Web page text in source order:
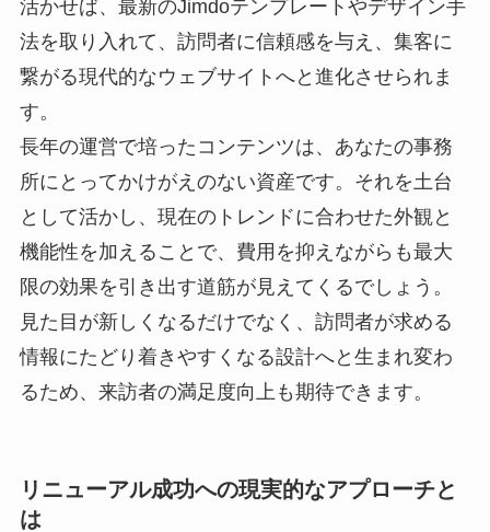
活かせば、最新のJimdoテンプレートやデザイン手
法を取り入れて、訪問者に信頼感を与え、集客に
繋がる現代的なウェブサイトへと進化させられま
す。
長年の運営で培ったコンテンツは、あなたの事務
所にとってかけがえのない資産です。それを土台
として活かし、現在のトレンドに合わせた外観と
機能性を加えることで、費用を抑えながらも最大
限の効果を引き出す道筋が見えてくるでしょう。
見た目が新しくなるだけでなく、訪問者が求める
情報にたどり着きやすくなる設計へと生まれ変わ
るため、来訪者の満足度向上も期待できます。
リニューアル成功への現実的なアプローチと
は